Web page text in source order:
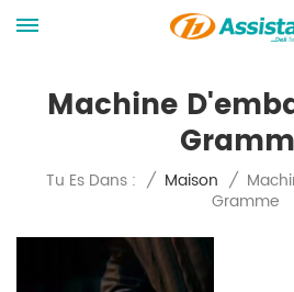
Machine
Tu Es Dans : / Maison /
Gramme